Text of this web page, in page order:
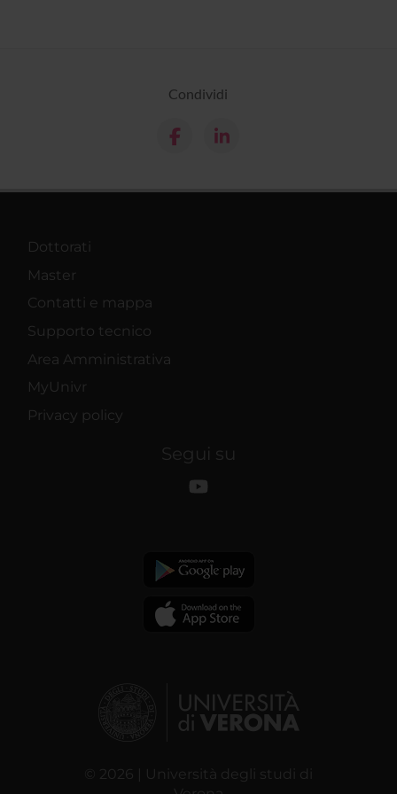
Condividi
Dottorati
Master
Contatti e mappa
Supporto tecnico
Area Amministrativa
MyUnivr
Privacy policy
Segui su
© 2026 | Università degli studi di